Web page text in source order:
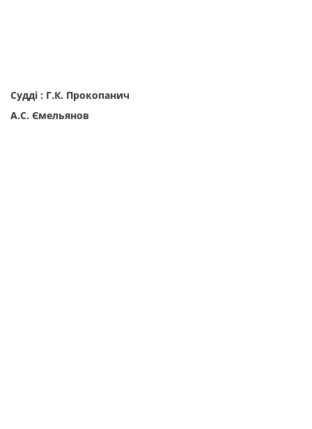
Судді : Г.К. Прокопанич
А.С. Ємельянов